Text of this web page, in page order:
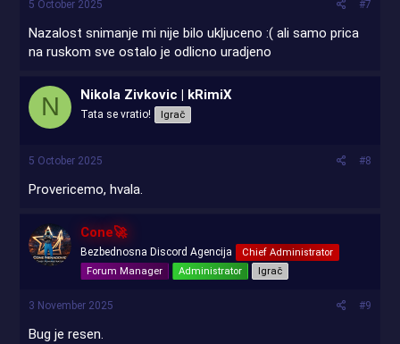
5 October 2025 #7
Nazalost snimanje mi nije bilo ukljuceno :( ali samo prica
na ruskom sve ostalo je odlicno uradjeno
N Nikola Zivkovic | kRimiX
Tata se vratio! Igrač
5 October 2025 #8
Provericemo, hvala.
Cone🚀
Bezbednosna Discord Agencija
Chief Administrator
Forum Manager
Administrator Igrač
3 November 2025 #9
Bug je resen.